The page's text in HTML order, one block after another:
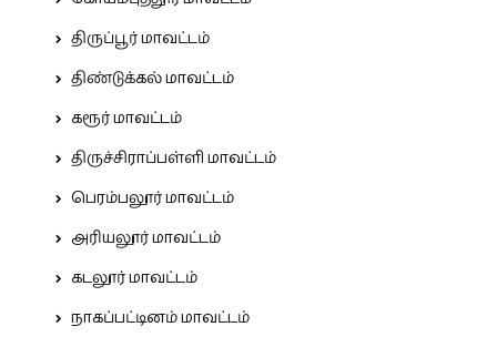
திருப்பூர் மாவட்டம்
திண்டுக்கல் மாவட்டம்
கரூர் மாவட்டம்
திருச்சிராப்பள்ளி மாவட்டம்
பெரம்பலூர் மாவட்டம்
அரியலூர் மாவட்டம்
கடலூர் மாவட்டம்
நாகப்பட்டினம் மாவட்டம்